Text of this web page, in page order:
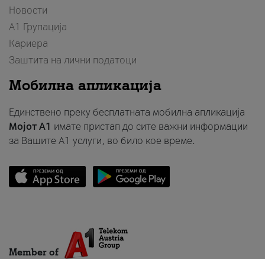
Новости
А1 Групација
Кариера
Заштита на лични податоци
Мобилна апликација
Единствено преку бесплатната мобилна апликација
Мојот A1 имате пристап до сите важни информации
за Вашите A1 услуги, во било кое време.
Member of